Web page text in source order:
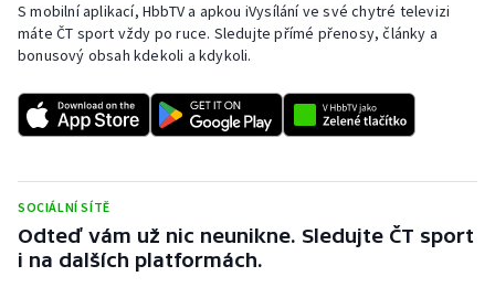
Rychlostní kanoistika
Sportovní střelba
Stolní tenis
Triatlon
S mobilní aplikací, HbbTV a apkou iVysílání ve své chytré televizi
máte ČT sport vždy po ruce. Sledujte přímé přenosy, články a
bonusový obsah kdekoli a kdykoli.
SOCIÁLNÍ SÍTĚ
Odteď vám už nic neunikne. Sledujte ČT sport
i na dalších platformách.